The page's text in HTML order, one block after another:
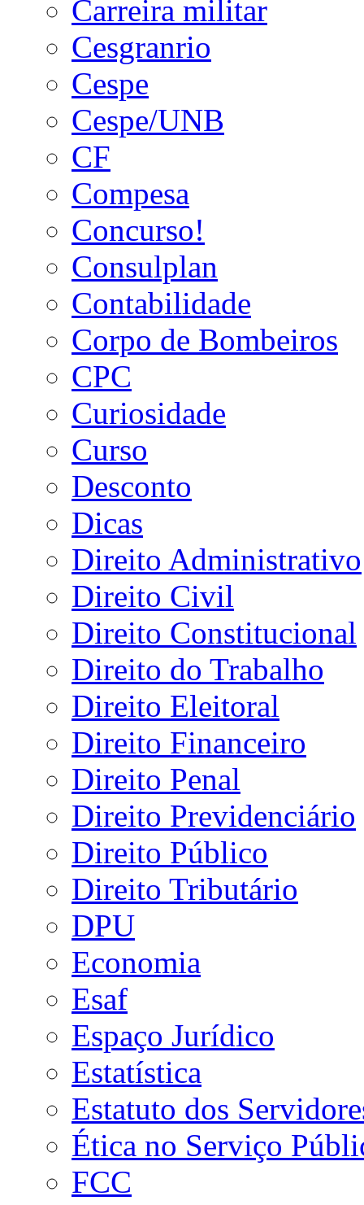
Carreira militar
Cesgranrio
Cespe
Cespe/UNB
CF
Compesa
Concurso!
Consulplan
Contabilidade
Corpo de Bombeiros
CPC
Curiosidade
Curso
Desconto
Dicas
Direito Administrativo
Direito Civil
Direito Constitucional
Direito do Trabalho
Direito Eleitoral
Direito Financeiro
Direito Penal
Direito Previdenciário
Direito Público
Direito Tributário
DPU
Economia
Esaf
Espaço Jurídico
Estatística
Estatuto dos
Ética no Serviço
FCC